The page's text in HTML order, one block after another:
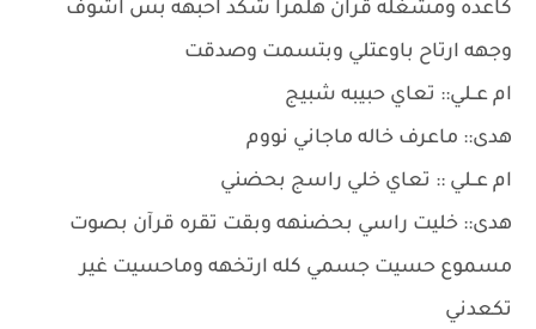
كاعده ومشغله قرآن هلمرا شكد احبهه بس اشوف
وجهه ارتاح باوعتلي وبتسمت وصدقت
ام عــلي:: تعاي حبيبه شبيج
هدى:: ماعرف خاله ماجاني نووم
ام عــلي :: تعاي خلي راسج بحضني
هدى:: خليت راسي بحضنهه وبقت تقره قرآن بصوت
مسموع حسيت جسمي كله ارتخهه وماحسيت غير
تكعدني